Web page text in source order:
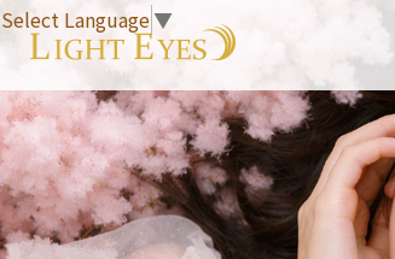
Select Language▼